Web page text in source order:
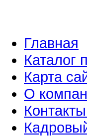
Главная
Каталог
Карта
О